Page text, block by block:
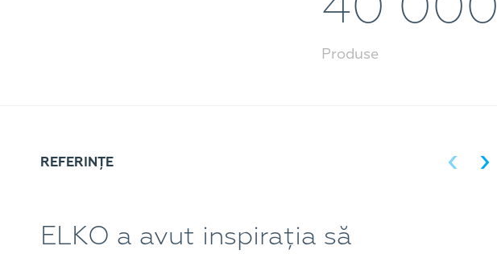
Produse
REFERINȚE
ELKO a avut inspirația să